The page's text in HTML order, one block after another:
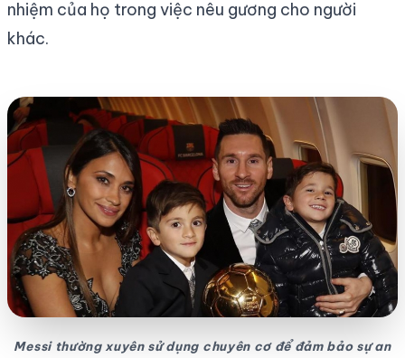
nhiệm của họ trong việc nêu gương cho người
khác.
Messi thường xuyên sử dụng chuyên cơ để đảm bảo sự an